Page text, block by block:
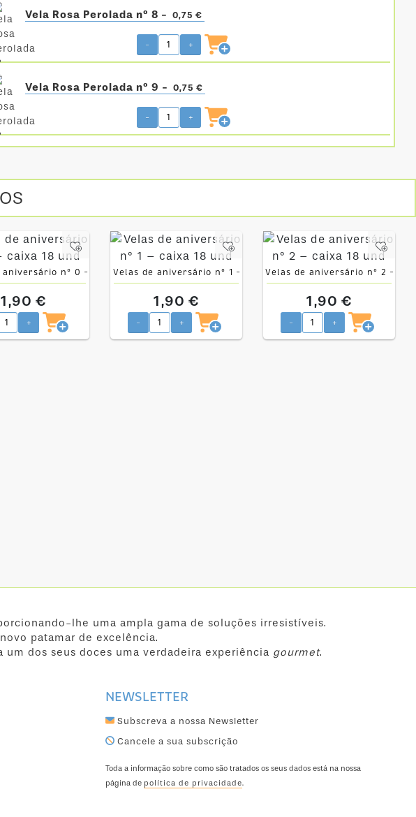
Vela Rosa Perolada nº 8 - 0,75 €
- +
Vela Rosa Perolada nº 9 - 0,75 €
- +
aniversário nº 0 –
18 und
1,90 €
+
Velas de aniversário nº 1 –
caixa 18 und
1,90 €
- +
Velas de aniversário nº 2 –
caixa 18 und
1,90 €
- +
lhe uma ampla gama de soluções irresistíveis.
patamar de excelência.
dos seus doces uma verdadeira experiência gourmet.
NEWSLETTER
Subscreva a nossa Newsletter
Cancele a sua subscrição
Toda a informação sobre como são tratados os seus dados está na nossa
página de política de privacidade.